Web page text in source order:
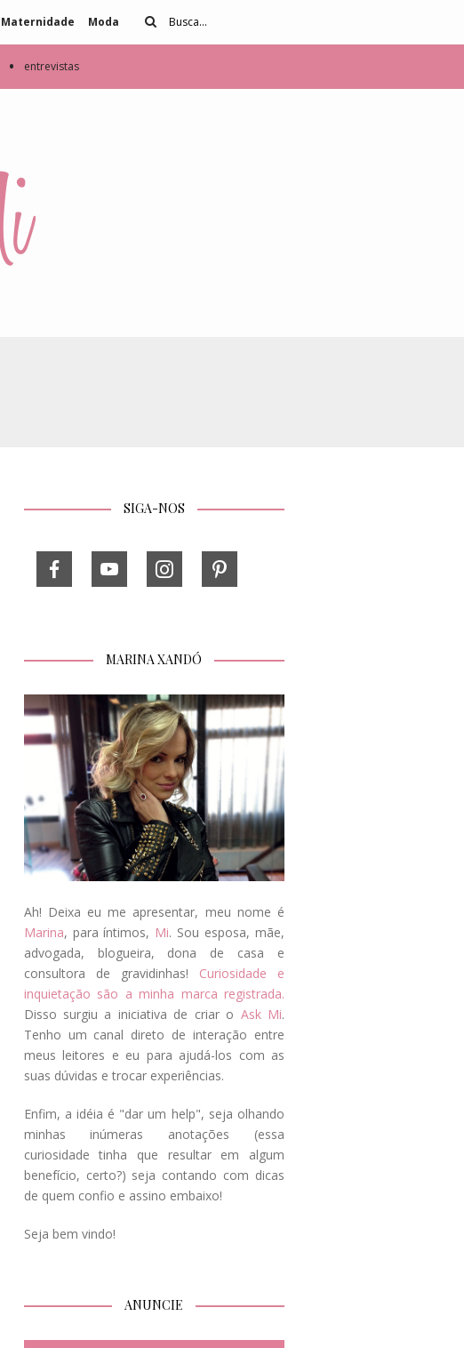
Maternidade Moda
• entrevistas
SIGA-NOS
MARINA XANDÓ
Ah! Deixa eu me apresentar, meu nome é
Marina, para íntimos, Mi. Sou esposa, mãe,
advogada, blogueira, dona de casa e
consultora de gravidinhas! Curiosidade e
inquietação são a minha marca registrada.
Disso surgiu a iniciativa de criar o Ask Mi.
Tenho um canal direto de interação entre
meus leitores e eu para ajudá-los com as
suas dúvidas e trocar experiências.
Enfim, a idéia é "dar um help", seja olhando
minhas inúmeras anotações (essa
curiosidade tinha que resultar em algum
benefício, certo?) seja contando com dicas
de quem confio e assino embaixo!
Seja bem vindo!
ANUNCIE